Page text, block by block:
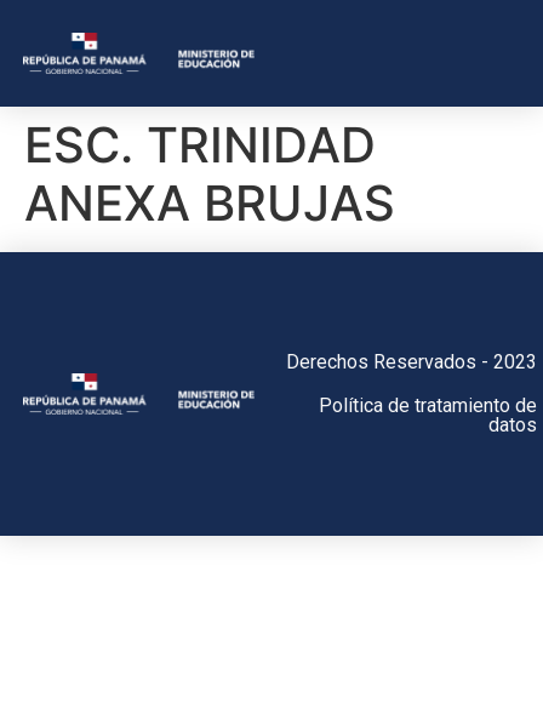
ESC. TRINIDAD
ANEXA BRUJAS
Derechos Reservados - 2023
Política de tratamiento de
datos